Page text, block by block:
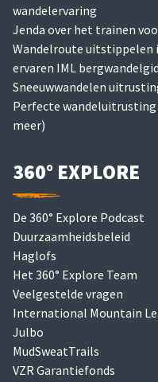
wandelervaring
Jenda over het trainen
Wandelroute uitstippelen
ervaren IML
Sneeuwwandelen
Perfecte
meer)
360° EXPLORE
De 360° Explore Podcast
Duurzaamheidsbeleid
Haglofs
Het 360° Explore Team
Veelgestelde vragen
International Mountain
Julbo
MudSweatTrails
VZR Garantiefonds